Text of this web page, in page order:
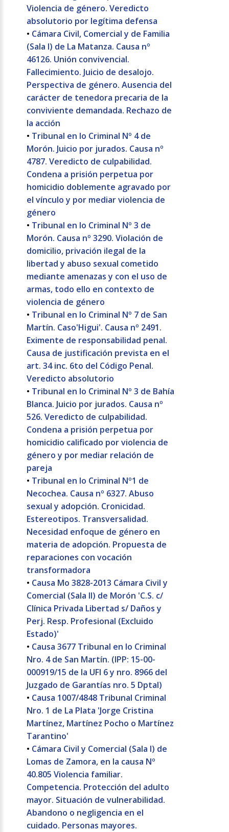
Violencia de género. Veredicto
absolutorio por legítima defensa
• Cámara Civil, Comercial y de Familia
(Sala I) de La Matanza. Causa nº
46126. Unión convivencial.
Fallecimiento. Juicio de desalojo.
Perspectiva de género. Ausencia del
carácter de tenedora precaria de la
conviviente demandada. Rechazo de
la acción
• Tribunal en lo Criminal Nº 4 de
Morón. Juicio por jurados. Causa nº
4787. Veredicto de culpabilidad.
Condena a prisión perpetua por
homicidio doblemente agravado por
el vínculo y por mediar violencia de
género
• Tribunal en lo Criminal Nº 3 de
Morón. Causa nº 3290. Violación de
domicilio, privación ilegal de la
libertad y abuso sexual cometido
mediante amenazas y con el uso de
armas, todo ello en contexto de
violencia de género
• Tribunal en lo Criminal Nº 7 de San
Martín. Caso'Higui'. Causa nº 2491.
Eximente de responsabilidad penal.
Causa de justificación prevista en el
art. 34 inc. 6to del Código Penal.
Veredicto absolutorio
• Tribunal en lo Criminal Nº 3 de Bahía
Blanca. Juicio por jurados. Causa nº
526. Veredicto de culpabilidad.
Condena a prisión perpetua por
homicidio calificado por violencia de
género y por mediar relación de
pareja
• Tribunal en lo Criminal Nº1 de
Necochea. Causa nº 6327. Abuso
sexual y adopción. Cronicidad.
Estereotipos. Transversalidad.
Necesidad enfoque de género en
materia de adopción. Propuesta de
reparaciones con vocación
transformadora
• Causa Mo 3828-2013 Cámara Civil y
Comercial (Sala II) de Morón 'C.S. c/
Clínica Privada Libertad s/ Daños y
Perj. Resp. Profesional (Excluido
Estado)'
• Causa 3677 Tribunal en lo Criminal
Nro. 4 de San Martín. (IPP: 15-00-
000919/15 de la UFI 6 y nro. 8966 del
Juzgado de Garantías nro. 5 Dptal)
• Causa 1007/4848 Tribunal Criminal
Nro. 1 de La Plata 'Jorge Cristina
Martínez, Martínez Pocho o Martínez
Tarantino'
• Cámara Civil y Comercial (Sala I) de
Lomas de Zamora, en la causa Nº
40.805 Violencia familiar.
Competencia. Protección del adulto
mayor. Situación de vulnerabilidad.
Abandono o negligencia en el
cuidado. Personas mayores.